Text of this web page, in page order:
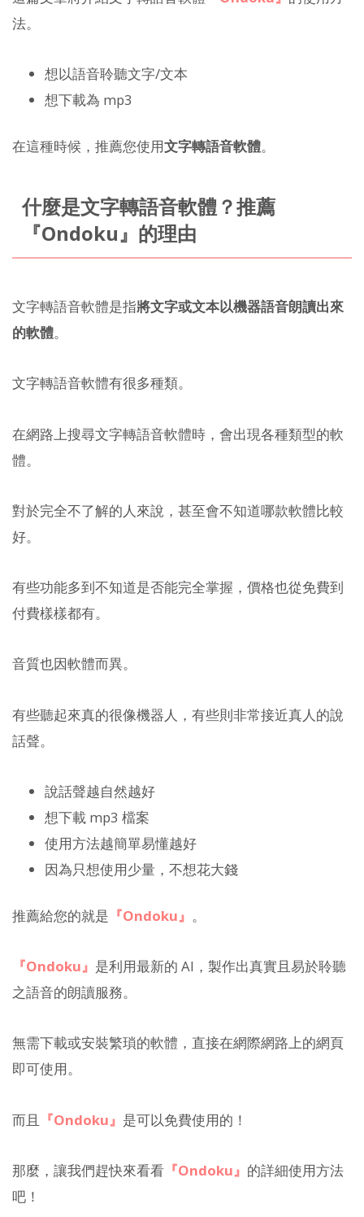
法。
想以語音聆聽文字/文本
想下載為 mp3
在這種時候，推薦您使用文字轉語音軟體。
什麼是文字轉語音軟體？推薦
『Ondoku』的理由
文字轉語音軟體是指將文字或文本以機器語音朗讀出來
的軟體。
文字轉語音軟體有很多種類。
在網路上搜尋文字轉語音軟體時，會出現各種類型的軟
體。
對於完全不了解的人來說，甚至會不知道哪款軟體比較
好。
有些功能多到不知道是否能完全掌握，價格也從免費到
付費樣樣都有。
音質也因軟體而異。
有些聽起來真的很像機器人，有些則非常接近真人的說
話聲。
說話聲越自然越好
想下載 mp3 檔案
使用方法越簡單易懂越好
因為只想使用少量，不想花大錢
推薦給您的就是 『Ondoku』 。
『Ondoku』 是利用最新的 AI，製作出真實且易於聆聽
之語音的朗讀服務。
無需下載或安裝繁瑣的軟體，直接在網際網路上的網頁
即可使用。
而且 『Ondoku』 是可以免費使用的！
那麼，讓我們趕快來看看 『Ondoku』 的詳細使用方法
吧！